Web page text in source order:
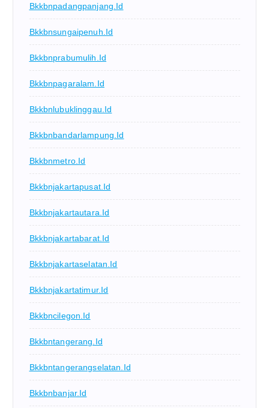
Bkkbnpadangpanjang.id
Bkkbnsungaipenuh.id
Bkkbnprabumulih.id
Bkkbnpagaralam.id
Bkkbnlubuklinggau.id
Bkkbnbandarlampung.id
Bkkbnmetro.id
Bkkbnjakartapusat.id
Bkkbnjakartautara.id
Bkkbnjakartabarat.id
Bkkbnjakartaselatan.id
Bkkbnjakartatimur.id
Bkkbncilegon.id
Bkkbntangerang.id
Bkkbntangerangselatan.id
Bkkbnbanjar.id